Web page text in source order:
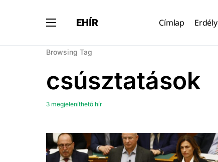
EHÍR Címlap Erdély
Browsing Tag
csúsztatások
3 megjeleníthető hír